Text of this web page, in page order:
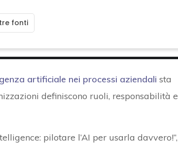
fonti
artificiale nei processi aziendali sta
definiscono ruoli, responsabilità e
pilotare l’AI per usarla davvero!”,